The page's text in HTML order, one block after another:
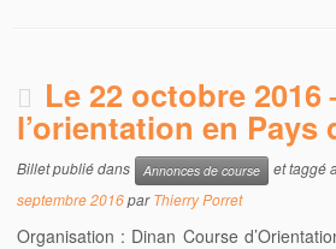
Le 22 octobre 2016
l’orientation en Pays
Billet publié dans Annonces de course et taggé
septembre 2016parThierry Porret
Organisation : Dinan Course